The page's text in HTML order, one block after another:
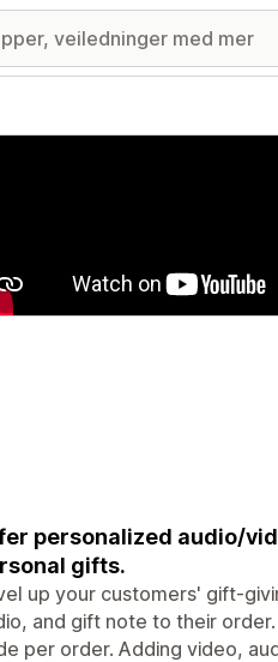
med fremhevede bilder
personalized audio/
gifts.
up your customers' gift-
and gift note to their
per order. Adding video,